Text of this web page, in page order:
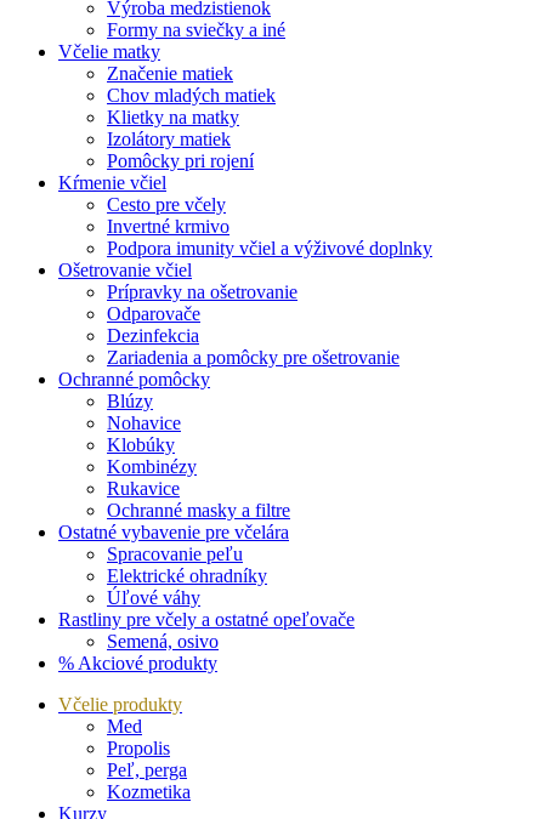
Výroba medzistienok
Formy na sviečky a iné
Včelie matky
Značenie matiek
Chov mladých matiek
Klietky na matky
Izolátory matiek
Pomôcky pri rojení
Kŕmenie včiel
Cesto pre včely
Invertné krmivo
Podpora imunity včiel a výživové doplnky
Ošetrovanie včiel
Prípravky na ošetrovanie
Odparovače
Dezinfekcia
Zariadenia a pomôcky pre ošetrovanie
Ochranné pomôcky
Blúzy
Nohavice
Klobúky
Kombinézy
Rukavice
Ochranné masky a filtre
Ostatné vybavenie pre včelára
Spracovanie peľu
Elektrické ohradníky
Úľové váhy
Rastliny pre včely a ostatné opeľovače
Semená, osivo
% Akciové produkty
Včelie produkty
Med
Propolis
Peľ, perga
Kozmetika
Kurzy